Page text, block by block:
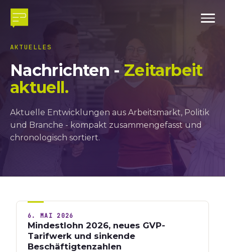
AKTUELLES
Nachrichten -Zeitarbeit
aktuell.
Aktuelle Entwicklungen aus Arbeitsmarkt, Politik
und Branche - kompakt zusammengefasst und
chronologisch sortiert.
6. MAI 2026
Mindestlohn 2026, neues GVP-
Tarifwerk und sinkende
Beschäftigtenzahlen